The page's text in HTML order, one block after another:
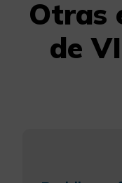
Otras
de